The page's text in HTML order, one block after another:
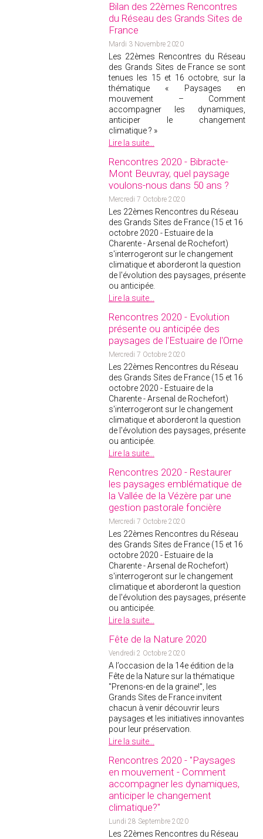
Bilan des 22èmes Rencontres
du Réseau des Grands Sites de
France
Mardi 3 Novembre 2020
Les 22èmes Rencontres du Réseau
des Grands Sites de France se sont
tenues les 15 et 16 octobre, sur la
thématique « Paysages en
mouvement – Comment
accompagner les dynamiques,
anticiper le changement
climatique ? »
Lire la suite...
Rencontres 2020 - Bibracte-
Mont Beuvray, quel paysage
voulons-nous dans 50 ans ?
Mercredi 7 Octobre 2020
Les 22èmes Rencontres du Réseau
des Grands Sites de France (15 et 16
octobre 2020 - Estuaire de la
Charente - Arsenal de Rochefort)
s'interrogeront sur le changement
climatique et aborderont la question
de l'évolution des paysages, présente
ou anticipée.
Lire la suite...
Rencontres 2020 - Evolution
présente ou anticipée des
paysages de l'Estuaire de l'Orne
Mercredi 7 Octobre 2020
Les 22èmes Rencontres du Réseau
des Grands Sites de France (15 et 16
octobre 2020 - Estuaire de la
Charente - Arsenal de Rochefort)
s'interrogeront sur le changement
climatique et aborderont la question
de l'évolution des paysages, présente
ou anticipée.
Lire la suite...
Rencontres 2020 - Restaurer
les paysages emblématique de
la Vallée de la Vézère par une
gestion pastorale foncière
Mercredi 7 Octobre 2020
Les 22èmes Rencontres du Réseau
des Grands Sites de France (15 et 16
octobre 2020 - Estuaire de la
Charente - Arsenal de Rochefort)
s'interrogeront sur le changement
climatique et aborderont la question
de l'évolution des paysages, présente
ou anticipée.
Lire la suite...
Fête de la Nature 2020
Vendredi 2 Octobre 2020
A l’occasion de la 14e édition de la
Fête de la Nature sur la thématique
"Prenons-en de la graine!", les
Grands Sites de France invitent
chacun à venir découvrir leurs
paysages et les initiatives innovantes
pour leur préservation.
Lire la suite...
Rencontres 2020 - "Paysages
en mouvement - Comment
accompagner les dynamiques,
anticiper le changement
climatique?"
Lundi 28 Septembre 2020
Les 22èmes Rencontres du Réseau